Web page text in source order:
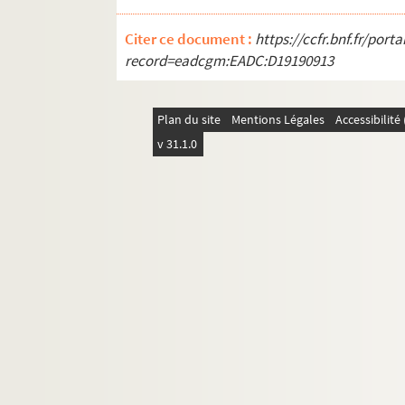
705. Dupré (Léo), député de l'Aude
706. Dupré de Saint-Maur, député de
708. Durand, ...
709. Dureau (Louis), poète
Citer ce document : https://ccfr.bnf.fr/
record=eadcgm:EADC:D19190913
Plan du site Mentions Légales
v 31.1.0